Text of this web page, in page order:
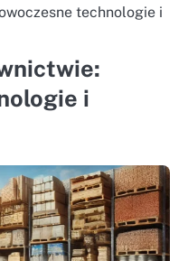
technologie i
i